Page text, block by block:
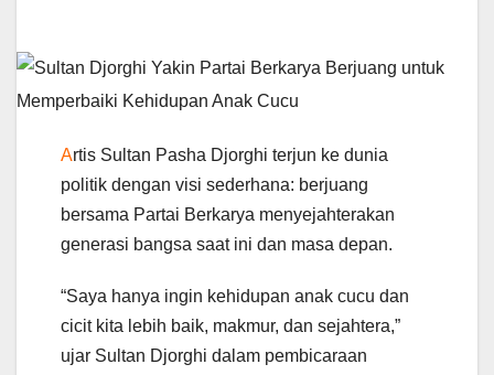
Artis Sultan Pasha Djorghi terjun ke dunia
politik dengan visi sederhana: berjuang
bersama Partai Berkarya menyejahterakan
generasi bangsa saat ini dan masa depan.
“Saya hanya ingin kehidupan anak cucu dan
cicit kita lebih baik, makmur, dan sejahtera,”
ujar Sultan Djorghi dalam pembicaraan